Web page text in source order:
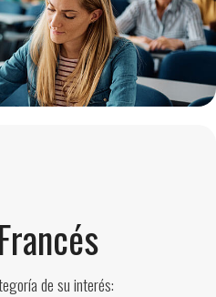
Francés
de su interés: